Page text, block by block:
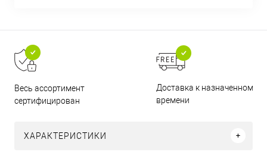
Весь ассортимент
сертифицирован
Доставка к назначенному
времени
ХАРАКТЕРИСТИКИ